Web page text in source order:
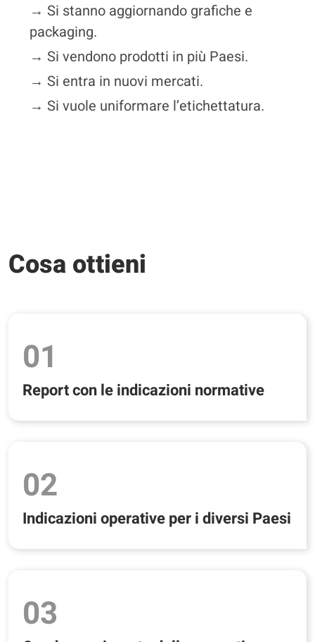
→ Si stanno aggiornando grafiche e
packaging.
→ Si vendono prodotti in più Paesi.
→ Si entra in nuovi mercati.
→ Si vuole uniformare l’etichettatura.
Cosa ottieni
01
Report con le indicazioni normative
02
Indicazioni operative per i diversi Paesi
03